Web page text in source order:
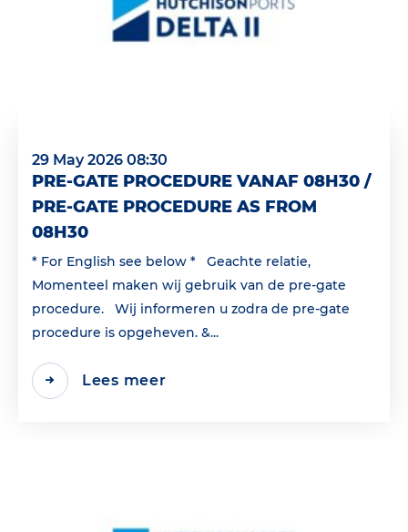
29 May 2026 08:30
PRE-GATE PROCEDURE VANAF 08H30 /
PRE-GATE PROCEDURE AS FROM
08H30
* For English see below * Geachte relatie,
Momenteel maken wij gebruik van de pre-gate
procedure. Wij informeren u zodra de pre-gate
procedure is opgeheven. &...
Lees meer